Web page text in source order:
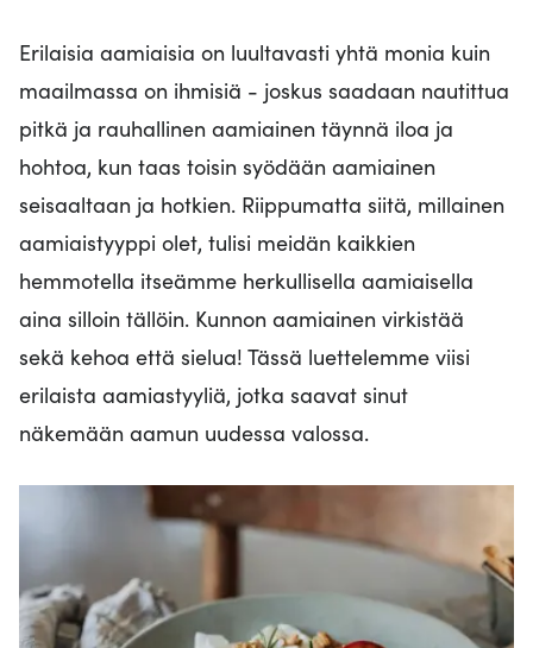
Erilaisia aamiaisia ​​on luultavasti yhtä monia kuin
maailmassa on ihmisiä - joskus saadaan nautittua
pitkä ja rauhallinen aamiainen täynnä iloa ja
hohtoa, kun taas toisin syödään aamiainen
seisaaltaan ja hotkien. Riippumatta siitä, millainen
aamiaistyyppi olet, tulisi meidän kaikkien
hemmotella itseämme herkullisella aamiaisella
aina silloin tällöin. Kunnon aamiainen virkistää
sekä kehoa että sielua! Tässä luettelemme viisi
erilaista aamiastyyliä, jotka saavat sinut
näkemään aamun uudessa valossa.